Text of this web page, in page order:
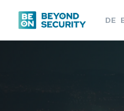
DE